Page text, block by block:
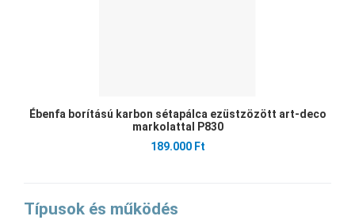
Ébenfa borítású karbon sétapálca ezüstzözött art-deco
markolattal P830
189.000 Ft
Típusok és működés